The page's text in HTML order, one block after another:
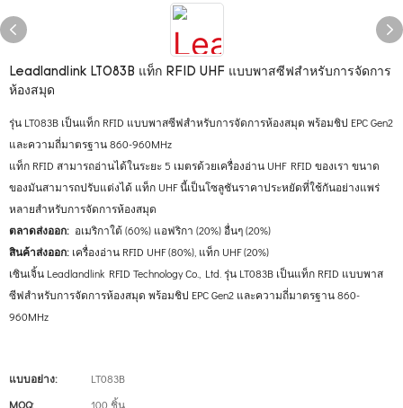
Leadlandlink LT083B แท็ก RFID UHF แบบพาสซีฟสำหรับการจัดการ
ห้องสมุด
รุ่น LT083B เป็นแท็ก RFID แบบพาสซีฟสำหรับการจัดการห้องสมุด พร้อมชิป EPC Gen2
และความถี่มาตรฐาน 860-960MHz
แท็ก RFID สามารถอ่านได้ในระยะ 5 เมตรด้วยเครื่องอ่าน UHF RFID ของเรา ขนาด
ของมันสามารถปรับแต่งได้ แท็ก UHF นี้เป็นโซลูชันราคาประหยัดที่ใช้กันอย่างแพร่
หลายสำหรับการจัดการห้องสมุด
ตลาดส่งออก: อเมริกาใต้ (60%) แอฟริกา (20%) อื่นๆ (20%)
สินค้าส่งออก: เครื่องอ่าน RFID UHF (80%), แท็ก UHF (20%)
เซินเจิ้น Leadlandlink RFID Technology Co., Ltd. รุ่น LT083B เป็นแท็ก RFID แบบพาส
ซีฟสำหรับการจัดการห้องสมุด พร้อมชิป EPC Gen2 และความถี่มาตรฐาน 860-
960MHz
แบบอย่าง:
LT083B
MOQ:
100 ชิ้น